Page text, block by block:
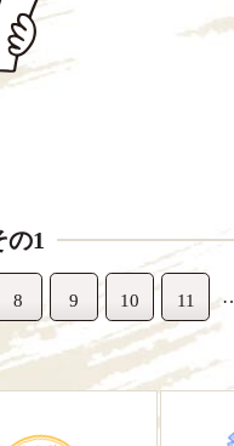
の1
8 9 10 11